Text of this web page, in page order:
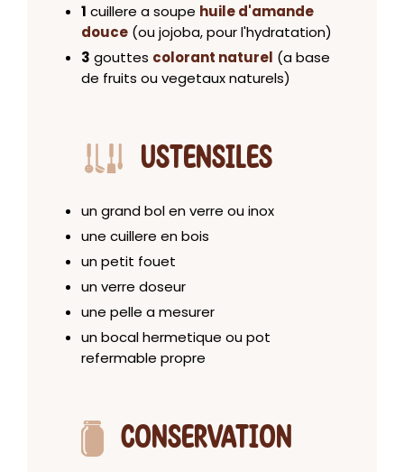
1 cuillere a soupe huile d'amande
douce (ou jojoba, pour l'hydratation)
3 gouttes colorant naturel (a base
de fruits ou vegetaux naturels)
USTENSILES
un grand bol en verre ou inox
une cuillere en bois
un petit fouet
un verre doseur
une pelle a mesurer
un bocal hermetique ou pot
refermable propre
CONSERVATION